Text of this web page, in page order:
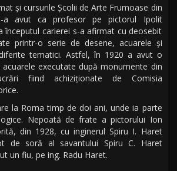
şi cursurile Şcolii de Arte Frumoase din
a avut ca profesor pe pictorul Ipolit
începutul carierei s-a afirmat cu deosebit
printr-o serie de desene, acuarele şi
tematici. Astfel, în 1920 a avut o
executate după monumente din
fiind achiziţionate de Comisia
la Roma timp de doi ani, unde ia parte
Nepoată de frate a pictorului Ion
din 1928, cu inginerul Spiru I. Haret
de soră al savantului Spiru C. Haret
un fiu, pe ing. Radu Haret.